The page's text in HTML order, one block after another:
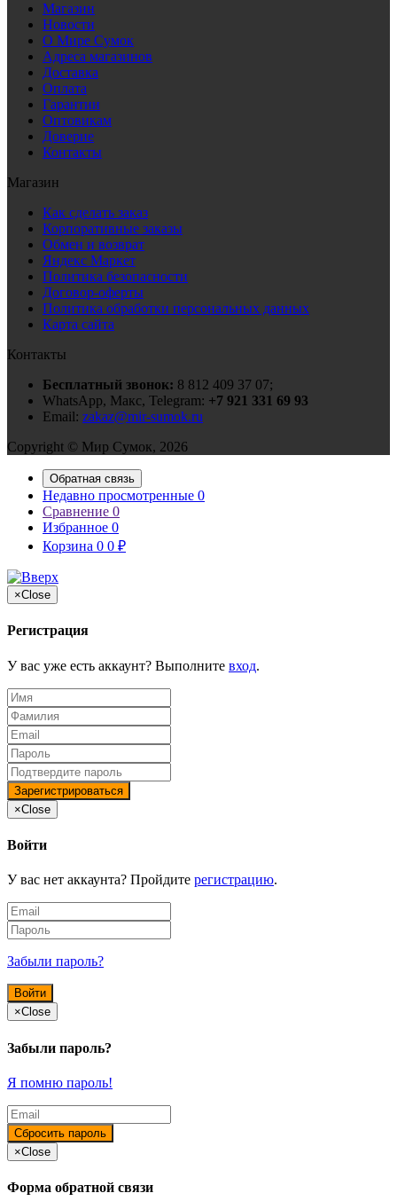
Магазин
Новости
О Мире Сумок
Адреса магазинов
Доставка
Оплата
Гарантии
Оптовикам
Доверие
Контакты
Магазин
Как сделать заказ
Корпоративные заказы
Обмен и возврат
Яндекс Маркет
Политика безопасности
Договор-оферты
Политика обработки персональных данных
Карта сайта
Контакты
Бесплатный звонок: 8 812 409 37 07;
WhatsApp, Макс, Telegram: +7 921 331 69 93
Email: zakaz@mir-sumok.ru
Copyright © Мир Сумок, 2026
Обратная связь
Недавно просмотренные 0
Сравнение 0
Избранное 0
Корзина 0 0 ₽
×Close
Регистрация
У вас уже есть аккаунт? Выполните вход.
×Close
Войти
У вас нет аккаунта? Пройдите регистрацию.
Забыли пароль?
×Close
Забыли пароль?
Я помню пароль!
×Close
Форма обратной связи